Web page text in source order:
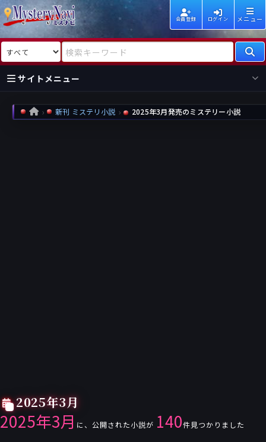
会員登録 ログイン メニュー
検索対象 検索キーワード
サイトメニュー
国内
作家
海外
作家
新着
レビュー
新刊
情報
HOME 新刊 ミステリ小説 2025年3月発売のミステリー小説
2025年3月
2025年3月 に、公開された小説が 140件見つかりました